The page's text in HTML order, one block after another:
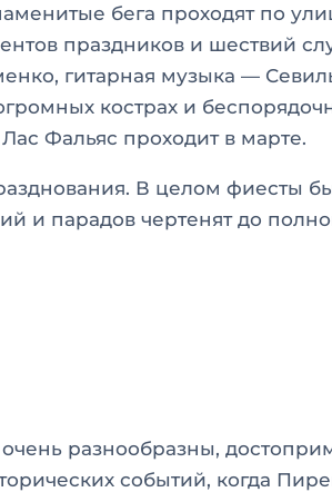
бега проходят по
праздников и шествий
гитарная музыка —
кострах и
Фальяс проходит в марте.
В целом фиесты
и парадов чертенят до
разнообразны,
событий, когда